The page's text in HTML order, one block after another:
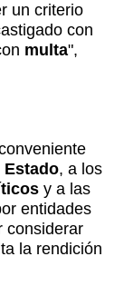
un criterio
con
multa",
Estado, a los
y a las
entidades
considerar
la rendición